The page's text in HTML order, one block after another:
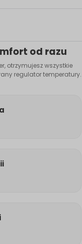
od razu
otrzymujesz wszystkie
regulator temperatury.